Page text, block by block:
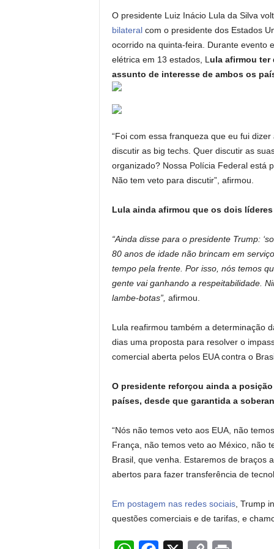
s
A
p
p
e
b
o
o
y
Li
n
k
O presidente Luiz Inácio Lula da Silva
bilateralcom o presidente dos Estados
ocorrido na quinta-feira. Durante evento
elétrica em 13 estados, L ula afirmou ter
assunto de interesse de ambos os
“Foi com essa franqueza que eu fui
discutir as big techs. Quer discutir as
organizado? Nossa Polícia Federal está
Não tem veto para discutir”, afirmou.
Lula ainda afirmou que os dois
“Ainda disse para o presidente Trump:
80 anos de idade não brincam em
tempo pela frente. Por isso, nós temos
gente vai ganhando a respeitabilidade.
lambe-botas”, afirmou.
Lula reafirmou também a determinação
dias uma proposta para resolver o
comercial aberta pelos EUA contra o
O presidente reforçou ainda a
países, desde que garantida a
“Nós não temos veto aos EUA, não
França, não temos veto ao México, não
Brasil, que venha. Estaremos de braços
abertos para fazer transferência de
Em postagem nas redes sociais, Trump
questões comerciais e de tarifas, e